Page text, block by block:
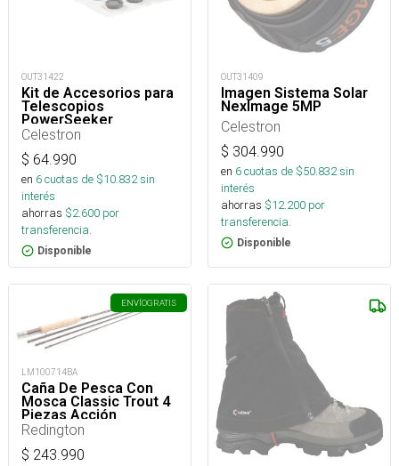
OUT31422
Kit de Accesorios para
Telescopios
PowerSeeker
Celestron
$ 64.990
en 6cuotas de $10.832sin
interés
ahorras $2.600 por
transferencia.
Disponible
OUT31409
Imagen Sistema Solar
NexImage 5MP
Celestron
$ 304.990
en 6cuotas de $50.832sin
interés
ahorras $12.200 por
transferencia.
Disponible
ENVÍOGRATIS
LM100714BA
Caña De Pesca Con
Mosca Classic Trout 4
Piezas Acción
Moderada
Redington
$ 243.990